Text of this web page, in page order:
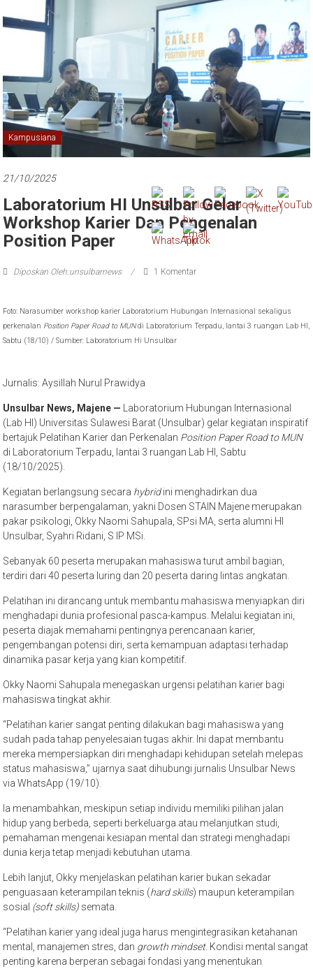
Kampusiana
21/10/2025
Laboratorium HI Unsulbar Gelar
Workshop Karier Dan Pengenalan
Position Paper
Diposkan Oleh:unsulbarnews 1 Komentar
Foto: Narasumber workshop karier Laboratorium Hubungan Internasional sekaligus
perkenalan Position Paper Road to MUNdi Laboratorium Terpadu, lantai 3 ruangan Lab HI,
Sabtu (18/10) / Sumber: Laboratorium Hi Unsulbar
Jurnalis: Aysillah Nurul Prawidya
Unsulbar News, Majene — Laboratorium Hubungan Internasional
(Lab HI) Universitas Sulawesi Barat (Unsulbar) gelar kegiatan inspiratif
bertajuk Pelatihan Karier dan Perkenalan Position Paper Road to MUN
di Laboratorium Terpadu, lantai 3 ruangan Lab HI, Sabtu
(18/10/2025).
Kegiatan berlangsung secara hybridini menghadirkan dua
narasumber berpengalaman, yakni Dosen STAIN Majene merupakan
pakar psikologi, Okky Naomi Sahupala, SPsi MA, serta alumni HI
Unsulbar, Syahri Ridani, S IP MSi.
Sebanyak 60 peserta merupakan mahasiswa turut ambil bagian,
terdiri dari 40 peserta luring dan 20 peserta daring lintas angkatan.
Pelatihan ini dirancang untuk membantu mahasiswa menyiapkan diri
menghadapi dunia profesional pasca-kampus. Melalui kegiatan ini,
peserta diajak memahami pentingnya perencanaan karier,
pengembangan potensi diri, serta kemampuan adaptasi terhadap
dinamika pasar kerja yang kian kompetitif.
Okky Naomi Sahupala menegaskan urgensi pelatihan karier bagi
mahasiswa tingkat akhir.
“Pelatihan karier sangat penting dilakukan bagi mahasiswa yang
sudah pada tahap penyelesaian tugas akhir. Ini dapat membantu
mereka mempersiapkan diri menghadapi kehidupan setelah melepas
status mahasiswa,” ujarnya saat dihubungi jurnalis Unsulbar News
via WhatsApp (19/10).
Ia menambahkan, meskipun setiap individu memiliki pilihan jalan
hidup yang berbeda, seperti berkeluarga atau melanjutkan studi,
pemahaman mengenai kesiapan mental dan strategi menghadapi
dunia kerja tetap menjadi kebutuhan utama.
Lebih lanjut, Okky menjelaskan pelatihan karier bukan sekadar
penguasaan keterampilan teknis (hard skills) maupun keterampilan
sosial (soft skills) semata.
“Pelatihan karier yang ideal juga harus mengintegrasikan ketahanan
mental, manajemen stres, dan growth mindset. Kondisi mental sangat
penting karena berperan sebagai fondasi yang menentukan